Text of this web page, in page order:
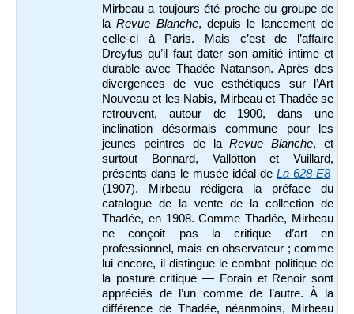
Mirbeau a toujours été proche du groupe de
laRevue Blanche, depuis le lancement de
celle-ci à Paris. Mais c’est de l’affaire
Dreyfus qu’il faut dater son amitié intime et
durable avec Thadée Natanson. Après des
divergences de vue esthétiques sur l’Art
Nouveau et les Nabis, Mirbeau et Thadée se
retrouvent, autour de 1900, dans une
inclination désormais commune pour les
jeunes peintres de laRevue Blanche, et
surtout Bonnard, Vallotton et Vuillard,
présents dans le musée idéal de La 628-E8
(1907). Mirbeau rédigera la préface du
catalogue de la vente de la collection de
Thadée, en 1908. Comme Thadée, Mirbeau
ne conçoit pas la critique d’art en
professionnel, mais en observateur ; comme
lui encore, il distingue le combat politique de
la posture critique — Forain et Renoir sont
appréciés de l’un comme de l’autre. À la
différence de Thadée, néanmoins, Mirbeau